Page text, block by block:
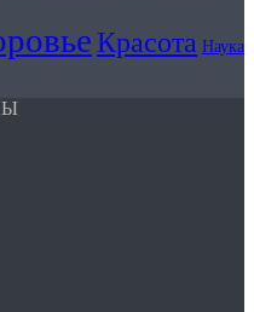
Красота Наука